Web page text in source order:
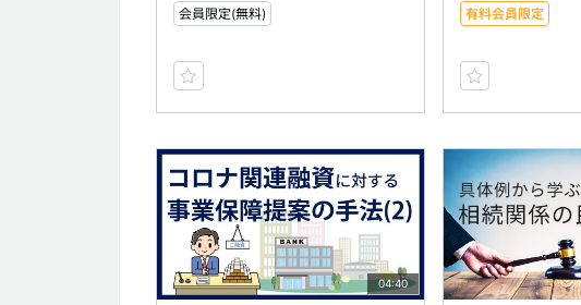
会員限定(無料) 有料会員限定
04:40